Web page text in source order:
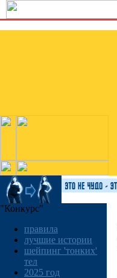
"Конкурс"
правила
лучшие истории
шейпинг 'тонких'
тел
2025 год